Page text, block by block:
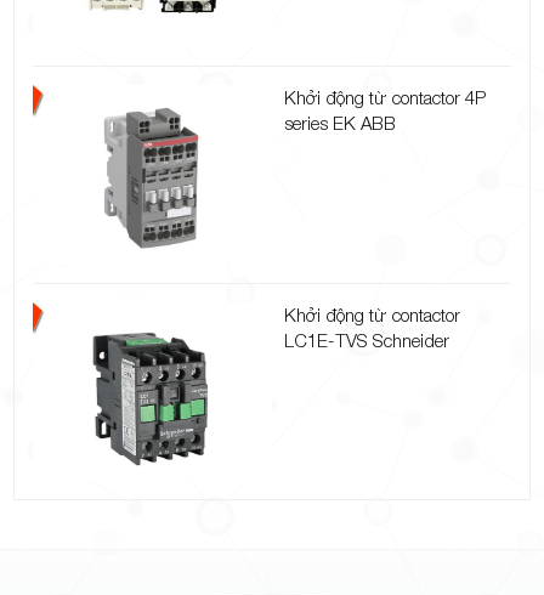
Khởi động từ contactor 4P
series EK ABB
Khởi động từ contactor
LC1E-TVS Schneider